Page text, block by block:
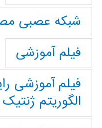
شبکه عصبی
فیلم آموزشی
فیلم آموزشی
الگوریتم ژنتیک